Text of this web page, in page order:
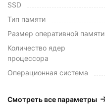
SSD
Тип памяти
Размер оперативной памяти
Количество ядер
процессора
Операционная система
Смотреть все параметры